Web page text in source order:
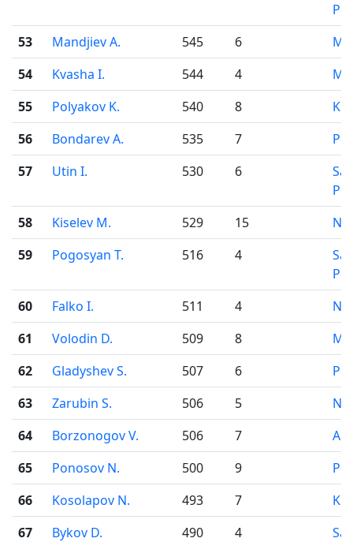
53
Mandjiev A. 545 6
54
Kvasha I. 544 4
55
Polyakov K. 540 8
56
Bondarev A. 535 7
57
Utin I. 530 6
58
Kiselev M. 529 15
59
Pogosyan T. 516 4
60
Falko I. 511 4
61
Volodin D. 509 8
62
Gladyshev S. 507 6
63
Zarubin S. 506 5
64
Borzonogov V. 506 7
65
Ponosov N. 500 9
66
Kosolapov N. 493 7
67
Bykov D. 490 4